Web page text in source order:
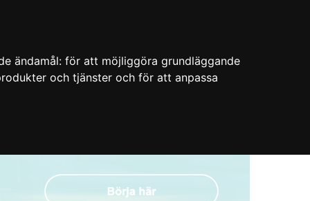
ändamål: för att möjliggöra grundläggande
och tjänster och för att anpassa